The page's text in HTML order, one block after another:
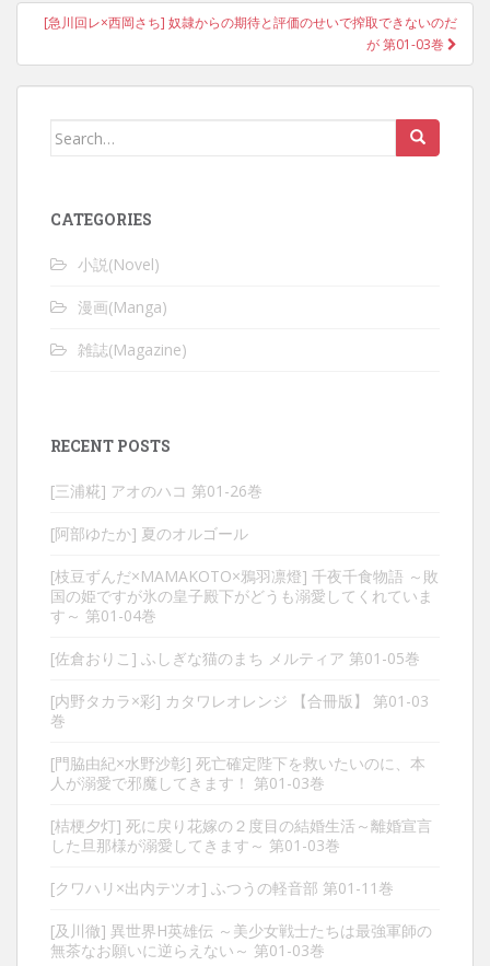
[急川回レ×西岡さち] 奴隷からの期待と評価のせいで搾取できないのだ
が 第01-03巻
Search
CATEGORIES
小説(Novel)
漫画(Manga)
雑誌(Magazine)
RECENT POSTS
[三浦糀] アオのハコ 第01-26巻
[阿部ゆたか] 夏のオルゴール
[枝豆ずんだ×MAMAKOTO×鴉羽凛燈] 千夜千食物語 ～敗
国の姫ですが氷の皇子殿下がどうも溺愛してくれていま
す～ 第01-04巻
[佐倉おりこ] ふしぎな猫のまち メルティア 第01-05巻
[内野タカラ×彩] カタワレオレンジ 【合冊版】 第01-03
巻
[門脇由紀×水野沙彰] 死亡確定陛下を救いたいのに、本
人が溺愛で邪魔してきます！ 第01-03巻
[桔梗夕灯] 死に戻り花嫁の２度目の結婚生活～離婚宣言
した旦那様が溺愛してきます～ 第01-03巻
[クワハリ×出内テツオ] ふつうの軽音部 第01-11巻
[及川徹] 異世界H英雄伝 ～美少女戦士たちは最強軍師の
無茶なお願いに逆らえない～ 第01-03巻